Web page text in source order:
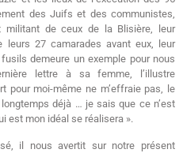
des Juifs et des communistes,
militant de ceux de la Blisière, leur
leurs 27 camarades avant eux, leur
demeure un exemple pour nous
lettre à sa femme, l’illustre
pour moi-même ne m’effraie pas, le
déjà … je sais que ce n’est
est mon idéal se réalisera ».
il nous avertit sur notre présent